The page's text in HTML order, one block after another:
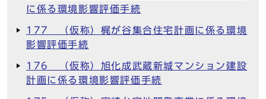
に係る環境影響評価手続
177 （仮称）梶が谷集合住宅計画に係る環境
影響評価手続
176 （仮称）旭化成武蔵新城マンション建設
計画に係る環境影響評価手続